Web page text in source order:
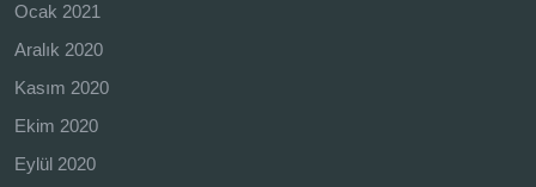
Ocak 2021
Aralık 2020
Kasım 2020
Ekim 2020
Eylül 2020